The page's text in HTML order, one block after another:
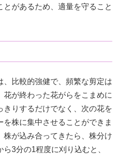
とがあるため、適量を守ること
、比較的強健で、頻繁な剪定は
花が終わった花がらをこまめに
きりするだけでなく、次の花を
株に集中させることができま
株が込み合ってきたら、株分け
3分の1程度に刈り込むと、